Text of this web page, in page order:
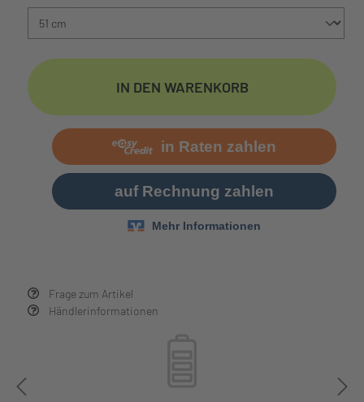
Frage zum Artikel
Händlerinformationen
IN DEN WARENKORB